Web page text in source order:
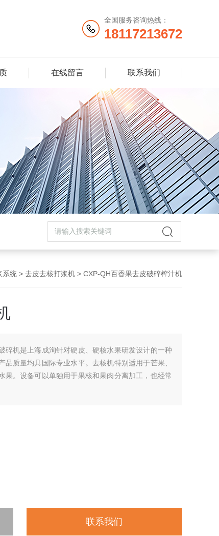
全国服务咨询热线：
18117213672
在线留言 联系我们
系统 > 去皮去核打浆机 > CXP-QH百香果去皮破碎榨汁机
碎机是上海成洵针对硬皮、硬核水果研发设计的一种
质量均具国际专业水平。去核机特别适用于芒果、
果。设备可以单独用于果核和果肉分离加工，也经常
联系我们